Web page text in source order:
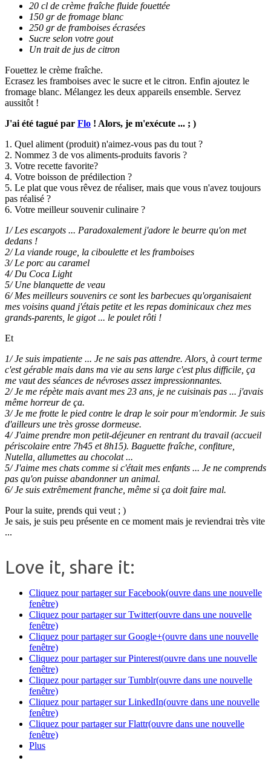
20 cl de crème fraîche fluide fouettée
150 gr de fromage blanc
250 gr de framboises écrasées
Sucre selon votre gout
Un trait de jus de citron
Fouettez le crème fraîche.
Ecrasez les framboises avec le sucre et le citron. Enfin ajoutez le
fromage blanc. Mélangez les deux appareils ensemble. Servez
aussitôt !
J'ai été tagué par Flo ! Alors, je m'exécute ... ; )
1. Quel aliment (produit) n'aimez-vous pas du tout ?
2. Nommez 3 de vos aliments-produits favoris ?
3. Votre recette favorite?
4. Votre boisson de prédilection ?
5. Le plat que vous rêvez de réaliser, mais que vous n'avez toujours
pas réalisé ?
6. Votre meilleur souvenir culinaire ?
1/ Les escargots ... Paradoxalement j'adore le beurre qu'on met
dedans !
2/ La viande rouge, la ciboulette et les framboises
3/ Le porc au caramel
4/ Du Coca Light
5/ Une blanquette de veau
6/ Mes meilleurs souvenirs ce sont les barbecues qu'organisaient
mes voisins quand j'étais petite et les repas dominicaux chez mes
grands-parents, le gigot ... le poulet rôti !
Et
1/ Je suis impatiente ... Je ne sais pas attendre. Alors, à court terme
c'est gérable mais dans ma vie au sens large c'est plus difficile, ça
me vaut des séances de névroses assez impressionnantes.
2/ Je me répète mais avant mes 23 ans, je ne cuisinais pas ... j'avais
même horreur de ça.
3/ Je me frotte le pied contre le drap le soir pour m'endormir. Je suis
d'ailleurs une très grosse dormeuse.
4/ J'aime prendre mon petit-déjeuner en rentrant du travail (accueil
périscolaire entre 7h45 et 8h15). Baguette fraîche, confiture,
Nutella, allumettes au chocolat ...
5/ J'aime mes chats comme si c'était mes enfants ... Je ne comprends
pas qu'on puisse abandonner un animal.
6/ Je suis extrêmement franche, même si ça doit faire mal.
Pour la suite, prends qui veut ; )
Je sais, je suis peu présente en ce moment mais je reviendrai très vite
...
Love it, share it:
Cliquez pour partager sur Facebook(ouvre dans une nouvelle
fenêtre)
Cliquez pour partager sur Twitter(ouvre dans une nouvelle
fenêtre)
Cliquez pour partager sur Google+(ouvre dans une nouvelle
fenêtre)
Cliquez pour partager sur Pinterest(ouvre dans une nouvelle
fenêtre)
Cliquez pour partager sur Tumblr(ouvre dans une nouvelle
fenêtre)
Cliquez pour partager sur LinkedIn(ouvre dans une nouvelle
fenêtre)
Cliquez pour partager sur Flattr(ouvre dans une nouvelle
fenêtre)
Plus